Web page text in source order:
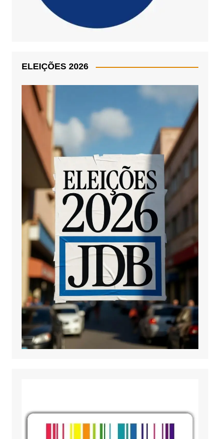
ELEIÇÕES 2026